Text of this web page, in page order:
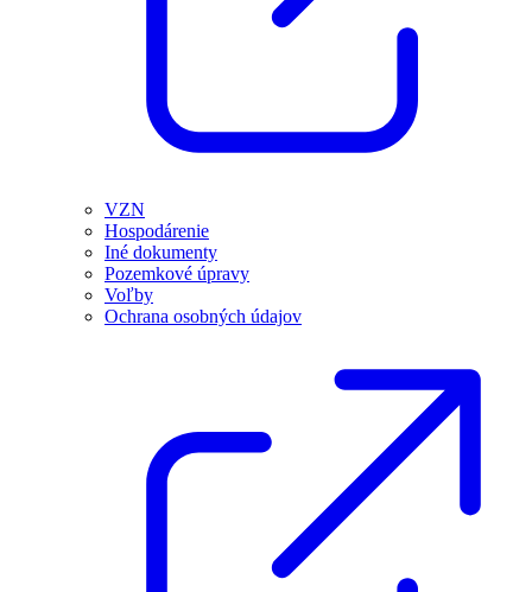
VZN
Hospodárenie
Iné dokumenty
Pozemkové úpravy
Voľby
Ochrana osobných údajov